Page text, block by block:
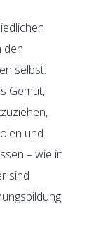
den
selbst.
Gemüt,
und
– wie in
sind